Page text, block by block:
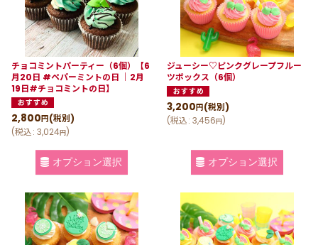
チョコミントパーティー（6個）【6
月20日 #ペパーミントの日 ｜2月
19日#チョコミントの日】
2,800 円(税別)
(税込: 3,024円)
オプション選択
ジューシー♡ピンクグレープフルー
ツボックス（6個）
3,200 円(税別)
(税込: 3,456円)
オプション選択